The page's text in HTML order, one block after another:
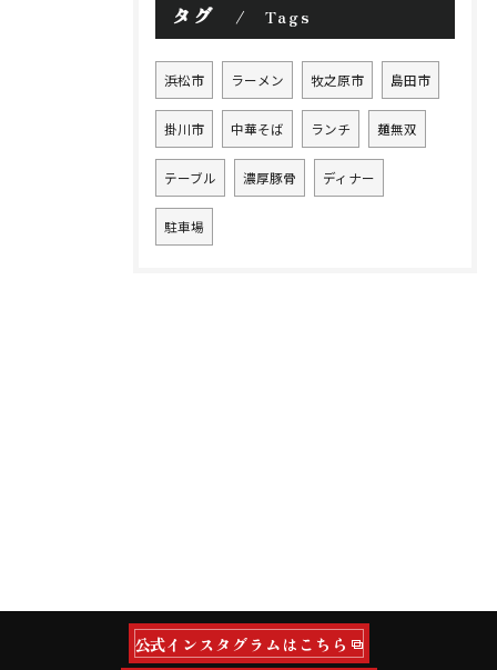
タグ Tags
浜松市 ラーメン 牧之原市 島田市
掛川市 中華そば ランチ 麺無双
テーブル 濃厚豚骨 ディナー
駐車場
公式インスタグラムはこちら